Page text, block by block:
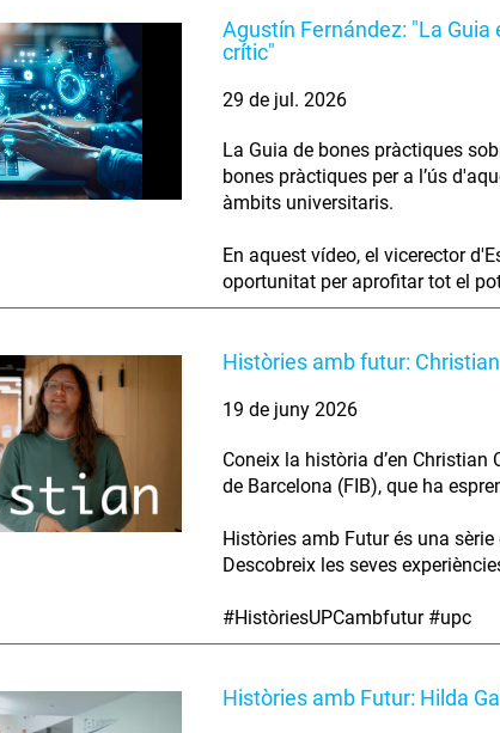
Agustín Fernández: "La
crític"
29 de jul. 2026
La Guia de bones pràctiques
bones pràctiques per a l’ús
àmbits universitaris.
En aquest vídeo, el vicerector
oportunitat per aprofitar tot el
Històries amb futur:
19 de juny 2026
Coneix la història d’en
de Barcelona (FIB), que ha
Històries amb Futur és una
Descobreix les seves
#HistòriesUPCambfutur #upc
Històries amb Futur: Hilda